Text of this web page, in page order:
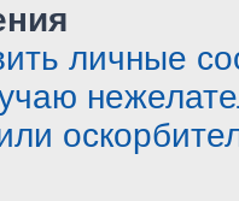
личные